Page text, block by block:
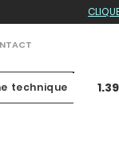
technique